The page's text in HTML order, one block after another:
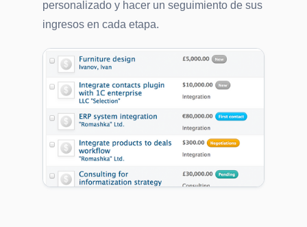
personalizado y hacer un seguimiento de sus
ingresos en cada etapa.